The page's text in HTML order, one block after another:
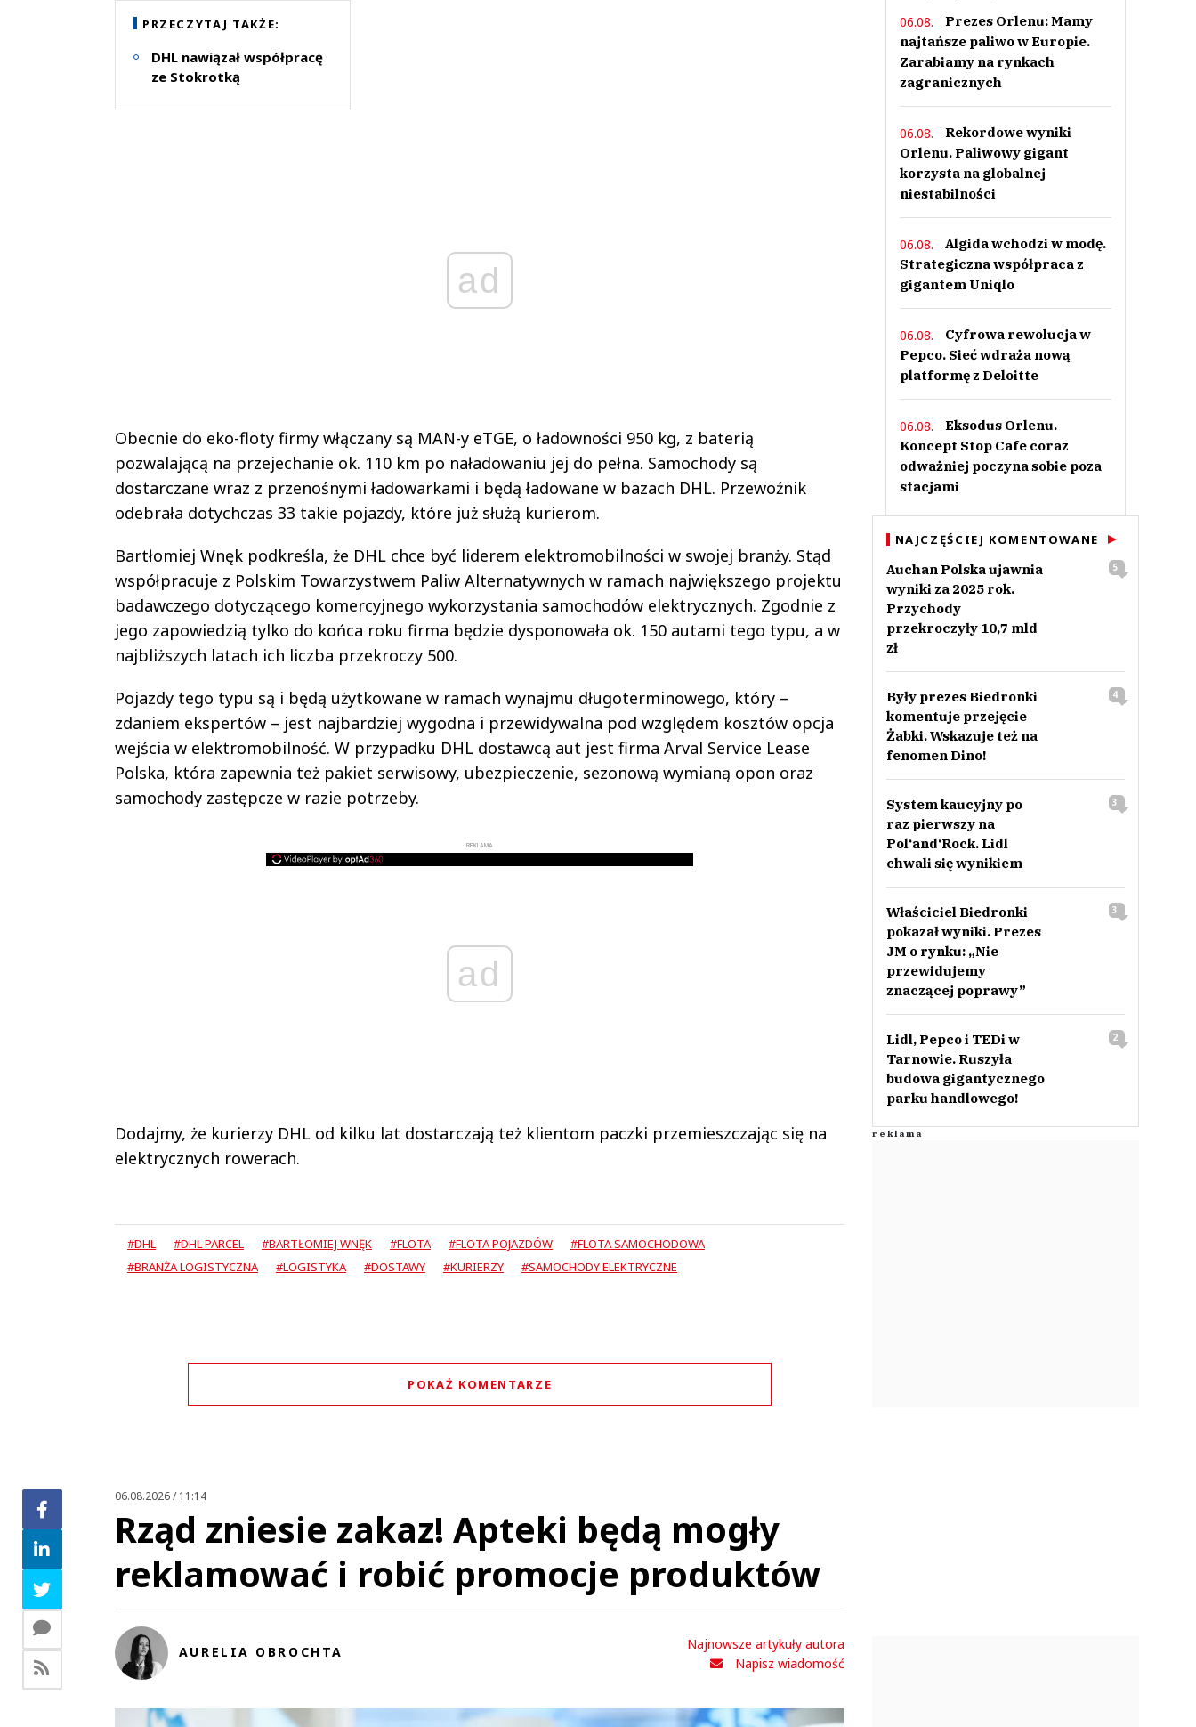
PRZECZYTAJ TAKŻE:
DHL nawiązał współpracę
ze Stokrotką
ad
Obecnie do eko-floty firmy włączany są MAN-y eTGE, o ładowności 950 kg, z baterią
pozwalającą na przejechanie ok. 110 km po naładowaniu jej do pełna. Samochody są
dostarczane wraz z przenośnymi ładowarkami i będą ładowane w bazach DHL. Przewoźnik
odebrała dotychczas 33 takie pojazdy, które już służą kurierom.
Bartłomiej Wnęk podkreśla, że DHL chce być liderem elektromobilności w swojej branży. Stąd
współpracuje z Polskim Towarzystwem Paliw Alternatywnych w ramach największego projektu
badawczego dotyczącego komercyjnego wykorzystania samochodów elektrycznych. Zgodnie z
jego zapowiedzią tylko do końca roku firma będzie dysponowała ok. 150 autami tego typu, a w
najbliższych latach ich liczba przekroczy 500.
Pojazdy tego typu są i będą użytkowane w ramach wynajmu długoterminowego, który –
zdaniem ekspertów – jest najbardziej wygodna i przewidywalna pod względem kosztów opcja
wejścia w elektromobilność. W przypadku DHL dostawcą aut jest firma Arval Service Lease
Polska, która zapewnia też pakiet serwisowy, ubezpieczenie, sezonową wymianą opon oraz
samochody zastępcze w razie potrzeby.
REKLAMA
ad
Dodajmy, że kurierzy DHL od kilku lat dostarczają też klientom paczki przemieszczając się na
elektrycznych rowerach.
#DHL #DHL PARCEL #BARTŁOMIEJ WNĘK #FLOTA #FLOTA POJAZDÓW
#FLOTA SAMOCHODOWA
#BRANŻA LOGISTYCZNA
#LOGISTYKA #DOSTAWY #KURIERZY #SAMOCHODY ELEKTRYCZNE
POKAŻ KOMENTARZE
Anuluj
06.08.
Prezes Orlenu: Mamy
najtańsze paliwo w Europie.
Zarabiamy na rynkach
zagranicznych
06.08.
Rekordowe wyniki
Orlenu. Paliwowy gigant
korzysta na globalnej
niestabilności
06.08.
Algida wchodzi w modę.
Strategiczna współpraca z
gigantem Uniqlo
06.08.
Cyfrowa rewolucja w
Pepco. Sieć wdraża nową
platformę z Deloitte
06.08.
Eksodus Orlenu.
Koncept Stop Cafe coraz
odważniej poczyna sobie poza
stacjami
NAJCZĘŚCIEJ KOMENTOWANE
Auchan Polska ujawnia
wyniki za 2025 rok.
Przychody
przekroczyły 10,7 mld
zł
5
Były prezes Biedronki
komentuje przejęcie
Żabki. Wskazuje też na
fenomen Dino!
4
System kaucyjny po
raz pierwszy na
Pol‘and‘Rock. Lidl
chwali się wynikiem
3
Właściciel Biedronki
pokazał wyniki. Prezes
JM o rynku: „Nie
przewidujemy
znaczącej poprawy”
3
Lidl, Pepco i TEDi w
Tarnowie. Ruszyła
budowa gigantycznego
parku handlowego!
2
06.08.2026 / 11:14
Rząd zniesie zakaz! Apteki będą mogły
reklamować i robić promocje produktów
AURELIA OBROCHTA
Najnowsze artykuły autora
Napisz wiadomość